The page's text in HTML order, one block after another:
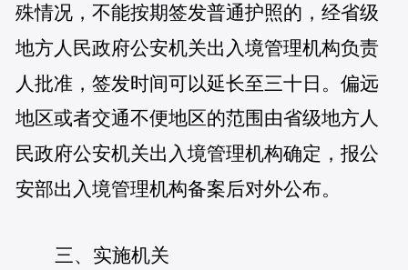
殊情况，不能按期签发普通护照的，经省级
地方人民政府公安机关出入境管理机构负责
人批准，签发时间可以延长至三十日。偏远
地区或者交通不便地区的范围由省级地方人
民政府公安机关出入境管理机构确定，报公
安部出入境管理机构备案后对外公布。
三、实施机关